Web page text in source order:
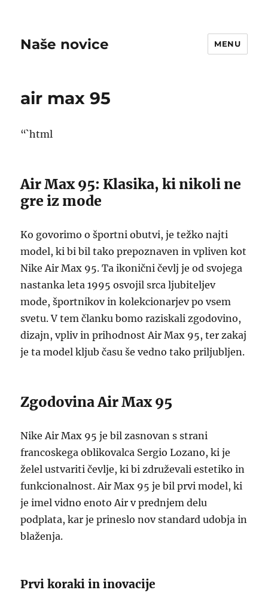
Naše novice MENU
air max 95
“`html
Air Max 95: Klasika, ki nikoli ne
gre iz mode
Ko govorimo o športni obutvi, je težko najti
model, ki bi bil tako prepoznaven in vpliven kot
Nike Air Max 95. Ta ikonični čevlj je od svojega
nastanka leta 1995 osvojil srca ljubiteljev
mode, športnikov in kolekcionarjev po vsem
svetu. V tem članku bomo raziskali zgodovino,
dizajn, vpliv in prihodnost Air Max 95, ter zakaj
je ta model kljub času še vedno tako priljubljen.
Zgodovina Air Max 95
Nike Air Max 95 je bil zasnovan s strani
francoskega oblikovalca Sergio Lozano, ki je
želel ustvariti čevlje, ki bi združevali estetiko in
funkcionalnost. Air Max 95 je bil prvi model, ki
je imel vidno enoto Air v prednjem delu
podplata, kar je prineslo nov standard udobja in
blaženja.
Prvi koraki in inovacije